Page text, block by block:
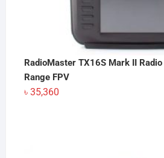
RadioMaster TX16S Mark II
Range FPV
৳ 35,360